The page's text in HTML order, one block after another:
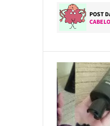
POST